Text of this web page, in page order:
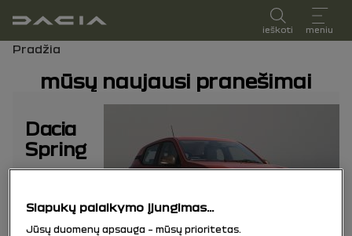
vartotojo vadovas
ieškoti meniu
Naršymo kelias
Pradžia
mūsų naujausi pranešimai
Dacia
Spring
Slapukų palaikymo įjungimas...
Jūsų duomenų apsauga – mūsų prioritetas.